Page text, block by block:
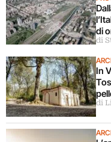
di
di
In
di